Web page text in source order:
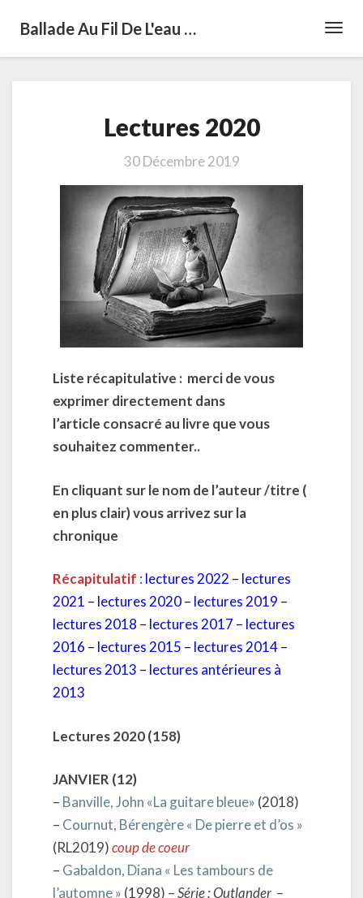
Ballade Au Fil De L'eau …
2020
Lectures 2020
30 Décembre 2019
Liste récapitulative : merci de vous
exprimer directement dans
l’article consacré au livre que vous
souhaitez commenter..
En cliquant sur le nom de l’auteur /titre (
en plus clair) vous arrivez sur la
chronique
Récapitulatif : lectures 2022 – lectures
2021 – lectures 2020– lectures 2019 –
lectures 2018 – lectures 2017 – lectures
2016 – lectures 2015 – lectures 2014–
lectures 2013 – lectures antérieures à
2013
Lectures 2020(158)
JANVIER (12)
– Banville, John «La guitare bleue» (2018)
– Cournut, Bérengère « De pierre et d’os »
(RL2019)coup de coeur
– Gabaldon, Diana « Les tambours de
l’automne » (1998) –Série : Outlander –